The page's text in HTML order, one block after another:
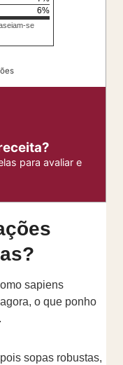
6%
se
para avaliar e
sapiens
o que ponho
sopas robustas,